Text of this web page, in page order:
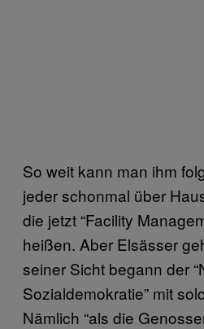
So weit kann man ihm
jeder schonmal über
die jetzt “Facility
heißen. Aber Elsässer
seiner Sicht begann der
Sozialdemokratie” mit
Nämlich “als die